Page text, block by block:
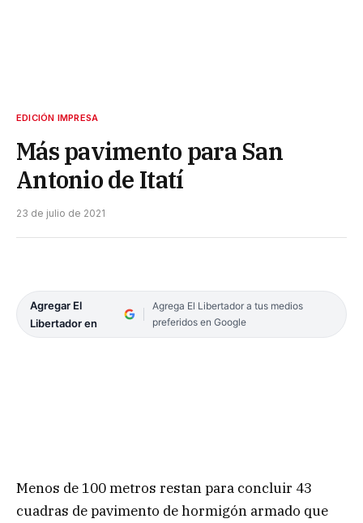
EDICIÓN IMPRESA
Más pavimento para San
Antonio de Itatí
23 de julio de 2021
Agregar El
Libertador en
Agrega El Libertador a tus medios
preferidos en Google
Menos de 100 metros restan para concluir 43
cuadras de pavimento de hormigón armado que